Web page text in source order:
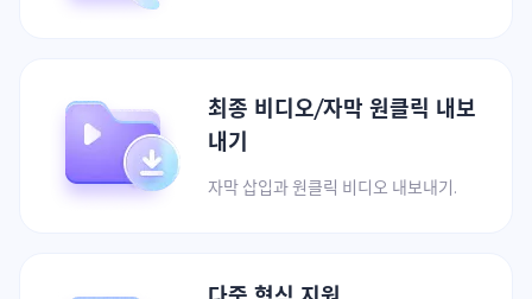
최종 비디오/자막 원클릭 내보
내기
자막 삽입과 원클릭 비디오 내보내기.